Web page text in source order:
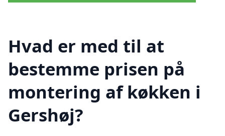
Hvad er med til at
bestemme prisen på
montering af køkken i
Gershøj?